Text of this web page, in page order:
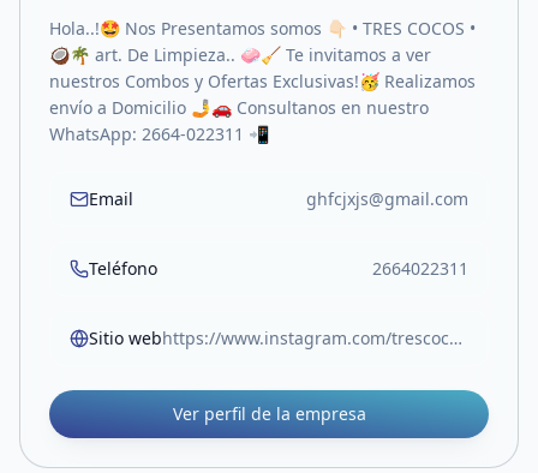
Hola..!🤩 Nos Presentamos somos 👇🏻 • TRES COCOS •
🥥🌴 art. De Limpieza.. 🧼🧹 Te invitamos a ver
nuestros Combos y Ofertas Exclusivas!🥳 Realizamos
envío a Domicilio 🤳🚗 Consultanos en nuestro
WhatsApp: 2664-022311 📲
Email ghfcjxjs@gmail.com
Teléfono 2664022311
Sitio web https://www.instagram.com/trescocos2026?igsh=ZjdweHhzeWFuaHho
Ver perfil de la empresa